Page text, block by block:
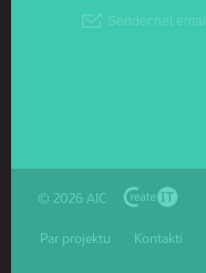
© 2026 AIC
Par projektu Kontakti